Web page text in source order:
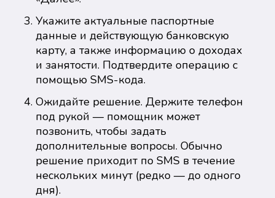
Укажите актуальные паспортные
данные и действующую банковскую
карту, а также информацию о доходах
и занятости. Подтвердите операцию с
помощью SMS-кода.
Ожидайте решение. Держите телефон
под рукой — помощник может
позвонить, чтобы задать
дополнительные вопросы. Обычно
решение приходит по SMS в течение
нескольких минут (редко — до одного
дня).